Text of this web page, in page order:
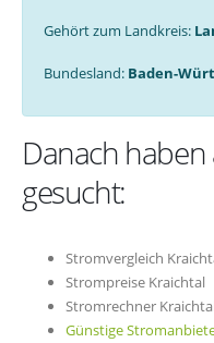
Gehört zum Landkreis:
Bundesland: Baden-
Danach
gesucht:
Stromvergleich
Strompreise Kraichtal
Stromrechner
Günstige